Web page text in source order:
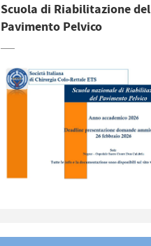
Scuola di Riabilitazione del
Pavimento Pelvico